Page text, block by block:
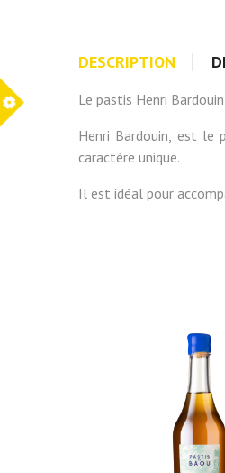
DESCRIPTION
Le pastis Henri
Henri Bardouin, est le
caractère unique.
Il est idéal pour